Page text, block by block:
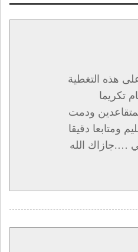
هذه التغطية
تكريما
ودمت
ومتابعا دقيقا
….جازاك الله